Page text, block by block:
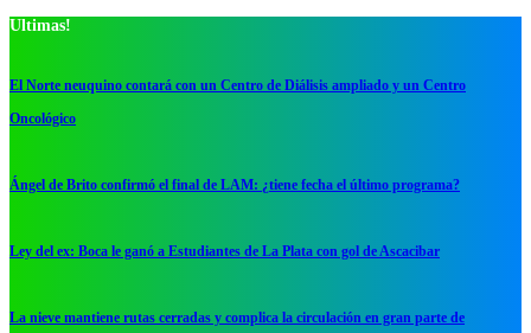
Ultimas!
El Norte neuquino contará con un Centro de Diálisis ampliado y un Centro
Oncológico
Ángel de Brito confirmó el final de LAM: ¿tiene fecha el último programa?
Ley del ex: Boca le ganó a Estudiantes de La Plata con gol de Ascacibar
La nieve mantiene rutas cerradas y complica la circulación en gran parte de